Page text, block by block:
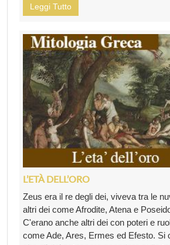
Leggi Tutto
L’ETÀ DELL’ORO
Zeus era il re degli dei, viveva tra le
altri dei come Afrodite, Atena e
C'erano anche altri dei con poteri e
come Ade, Ares, Ermes ed Efesto. Si